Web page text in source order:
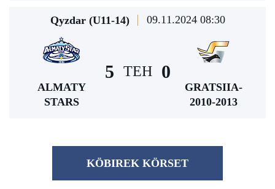
Qyzdar (U11-14) 09.11.2024 08:30
ALMATY
STARS
5 TEH 0
GRATSIIA-
2010-2013
KÖBІREK KÖRSET